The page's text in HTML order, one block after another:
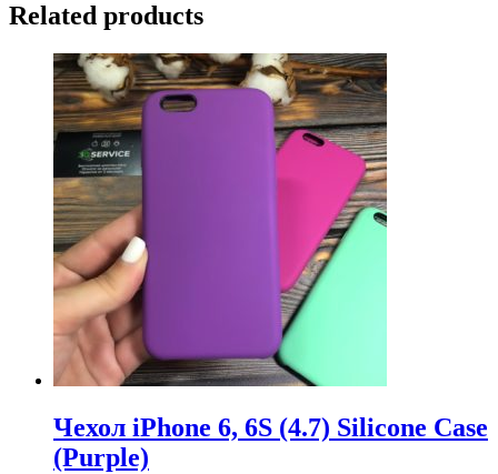
Related products
Чехол iPhone 6, 6S (4.7) Silicone Case
(Purple)